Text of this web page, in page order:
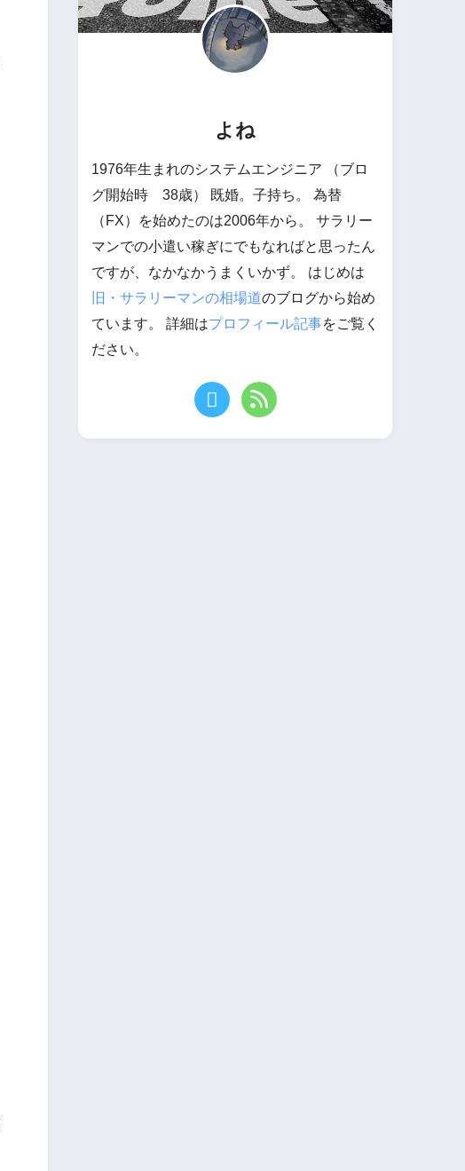
よね
1976年生まれのシステムエンジニア （ブロ
グ開始時 38歳） 既婚。子持ち。 為替
（FX）を始めたのは2006年から。 サラリー
マンでの小遣い稼ぎにでもなればと思ったん
ですが、なかなかうまくいかず。 はじめは
旧・サラリーマンの相場道のブログから始め
ています。 詳細はプロフィール記事をご覧く
ださい。